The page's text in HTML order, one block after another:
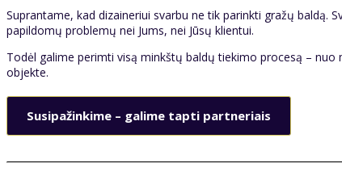
Suprantame, kad dizaineriui svarbu ne tik parinkti gražų baldą.
papildomų problemų nei Jums, nei Jūsų klientui.
Todėl galime perimti visą minkštų baldų tiekimo procesą –
objekte.
Susipažinkime – galime tapti partneriais